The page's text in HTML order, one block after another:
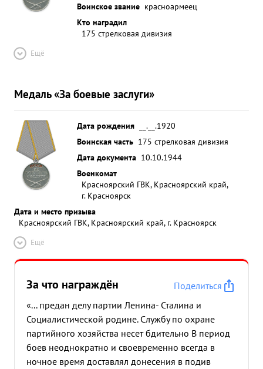
Воинское звание красноармеец
Кто наградил
175 стрелковая дивизия
Ещё
Медаль «За боевые заслуги»
Дата рождения
__.__.1920
Воинская часть 175 стрелковая дивизия
Дата документа 10.10.1944
Военкомат
Красноярский ГВК, Красноярский край,
г. Красноярск
Дата и место призыва
Красноярский ГВК, Красноярский край, г. Красноярск
Ещё
За что награждён
Поделиться
«... предан делу партии Ленина- Сталина и
Социалистической родине. Службу по охране
партийного хозяйства несет бдительно В период
боев неоднократно и своевременно всегда в
ночное время доставлял донесения в подив